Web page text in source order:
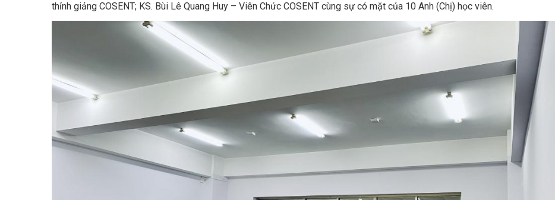
thỉnh giảng COSENT; KS. Bùi Lê Quang Huy – Viên Chức COSENT cùng sự có mặt của 10 Anh (Chị) học viên.